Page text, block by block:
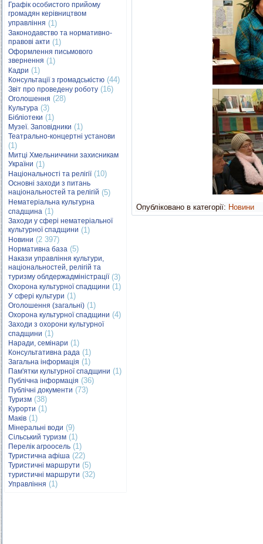
Графік особистого прийому
громадян керівництвом
управління (1)
Законодавство та нормативно-
правові акти (1)
Оформлення письмового
звернення (1)
Кадри (1)
Консультації з громадськістю (44)
Звіт про проведену роботу (16)
Оголошення (28)
Культура (3)
Бібліотеки (1)
Музеї. Заповідники (1)
Театрально-концертні установи
(1)
Митці Хмельниччини захисникам
України (1)
Національності та релігії(10)
Основні заходи з питань
національностей та релігій (5)
Нематеріальна культурна
спадщина (1)
Заходи у сфері нематеріальної
культурної спадщини (1)
Новини (2 397)
Нормативна база (5)
Накази управління культури,
національностей, релігій та
туризму облдержадміністрації(3)
Охорона культурної спадщини (1)
У сфері культури (1)
Оголошення (загальні) (1)
Охорона культурної спадщини (4)
Заходи з охорони культурної
спадщини (1)
Наради, семінари (1)
Консультативна рада (1)
Загальна інформація (1)
Пам'ятки культурної спадщини (1)
Публічна інформація (36)
Публічні документи (73)
Туризм (38)
Курорти (1)
Маків (1)
Мінеральні води (9)
Сільський туризм (1)
Перелік агроосель (1)
Туристична афіша (22)
Туристичні маршрути (5)
туристичні маршрути (32)
Управління (1)
Опубліковано в категорії: Новини